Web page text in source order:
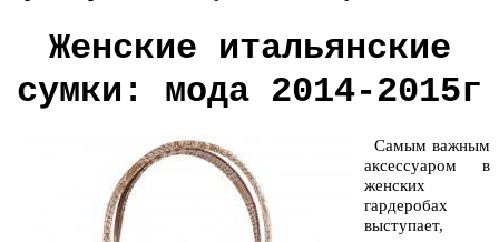
Женские итальянские
сумки: мода 2014-2015г
Самым важным
аксессуаром в
женских
гардеробах
выступает,